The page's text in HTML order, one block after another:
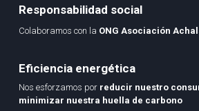
Responsabilidad social
Colaboramos con la ONG Asociación
Eficiencia energética
Nos esforzamos por reducir nuestro
minimizar nuestra huella de carbono